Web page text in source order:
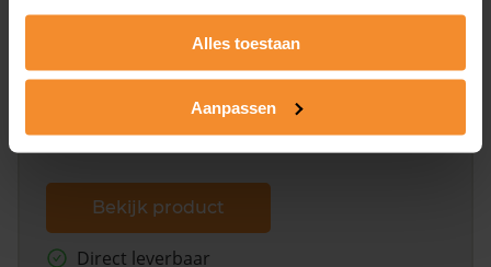
Alles toestaan
Aanpassen
Alleen globale ligging perceel
omliggende percelen met de kadastrale erfgrenzen,
dit inclusief de luchtfoto!
Bekijk product
Direct leverbaar